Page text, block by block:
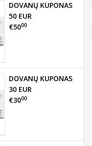
DOVANŲ KUPONAS
50 EUR
€5000
DOVANŲ KUPONAS
30 EUR
€3000